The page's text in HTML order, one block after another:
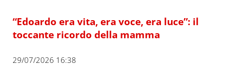
“Edoardo era vita, era voce, era luce”: il
toccante ricordo della mamma
29/07/2026 16:38